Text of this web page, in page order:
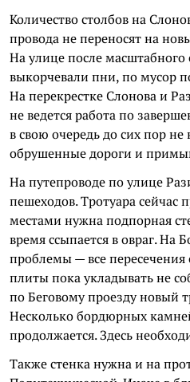
Количество столбов на
провода не переносят на
На улице после масштабного
выкорчевали пни, по мусор
На перекрестке Слонова и
не ведется работа по
в свою очередь до сих пор не
обрушенные дороги и
На путепроводе по улице
пешеходов. Тротуара сейчас
местами нужна подпорная
время ссыпается в овраг. На
проблемы — все пересечения
плиты пока укладывать не
по Беговому проезду новый
Несколько бордюрных
продолжается. Здесь
Также стенка нужна и на